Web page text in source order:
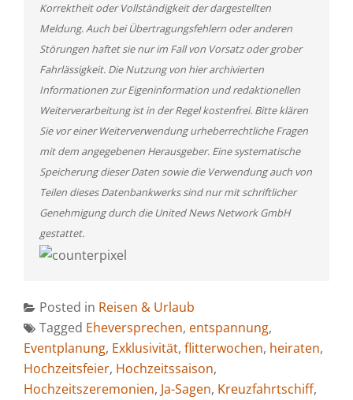
Korrektheit oder Vollständigkeit der dargestellten
Meldung. Auch bei Übertragungsfehlern oder anderen
Störungen haftet sie nur im Fall von Vorsatz oder grober
Fahrlässigkeit. Die Nutzung von hier archivierten
Informationen zur Eigeninformation und redaktionellen
Weiterverarbeitung ist in der Regel kostenfrei. Bitte klären
Sie vor einer Weiterverwendung urheberrechtliche Fragen
mit dem angegebenen Herausgeber. Eine systematische
Speicherung dieser Daten sowie die Verwendung auch von
Teilen dieses Datenbankwerks sind nur mit schriftlicher
Genehmigung durch die United News Network GmbH
gestattet.
Posted in Reisen & Urlaub
Tagged Eheversprechen, entspannung,
Eventplanung, Exklusivität, flitterwochen, heiraten,
Hochzeitsfeier, Hochzeitssaison,
Hochzeitszeremonien, Ja-Sagen, Kreuzfahrtschiff,